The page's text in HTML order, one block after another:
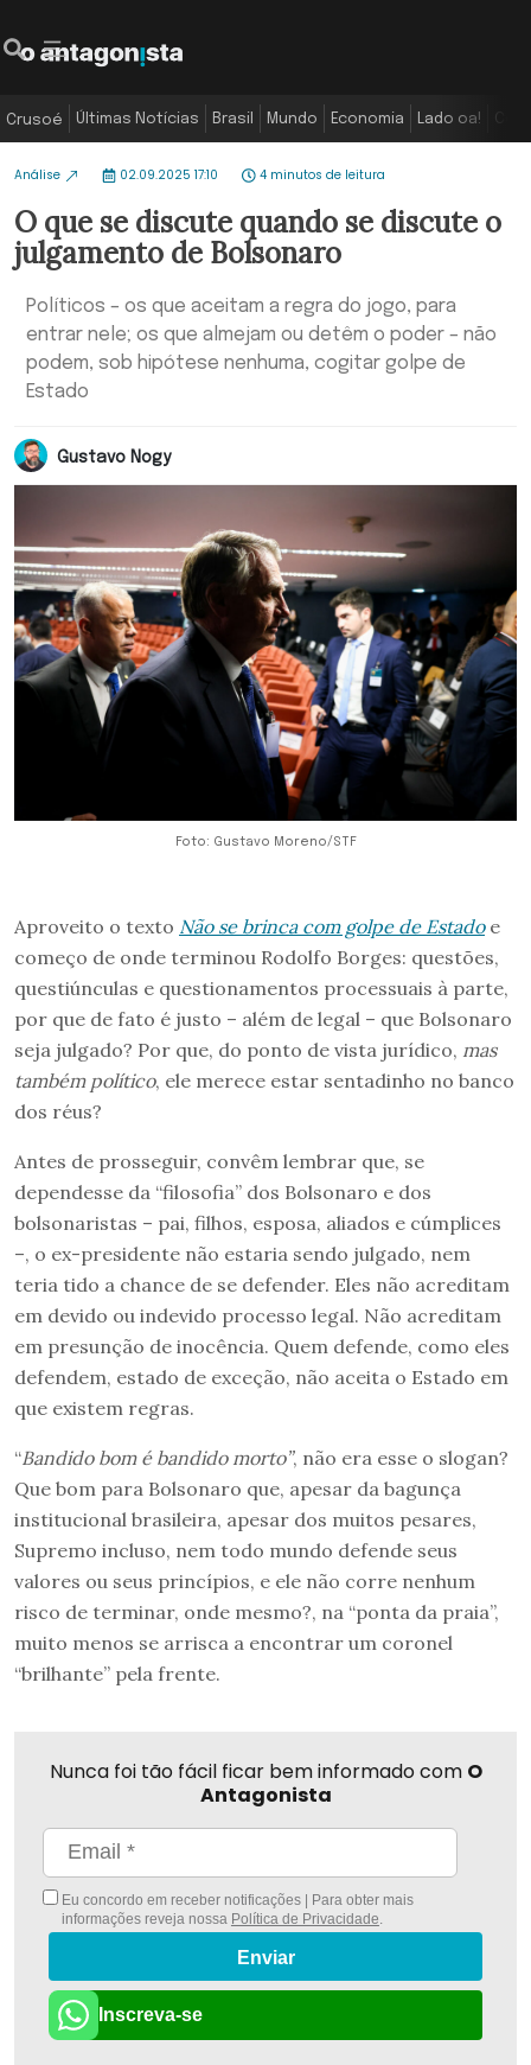
Crusoé Últimas Notícias Brasil Mundo Economia Lado oa!
Análise 02.09.2025 17:10 4 minutos de leitura
O que se discute quando se discute o
julgamento de Bolsonaro
Políticos – os que aceitam a regra do jogo, para
entrar nele; os que almejam ou detêm o poder – não
podem, sob hipótese nenhuma, cogitar golpe de
Estado
Gustavo Nogy
Foto: Gustavo Moreno/STF
Aproveito o texto Não se brinca com golpe de Estadoe
começo de onde terminou Rodolfo Borges: questões,
questiúnculas e questionamentos processuais à parte,
por que de fato é justo – além de legal – que Bolsonaro
seja julgado? Por que, do ponto de vista jurídico, mas
também político, ele merece estar sentadinho no banco
dos réus?
Antes de prosseguir, convêm lembrar que, se
dependesse da “filosofia” dos Bolsonaro e dos
bolsonaristas – pai, filhos, esposa, aliados e cúmplices
–, o ex-presidente não estaria sendo julgado, nem
teria tido a chance de se defender. Eles não acreditam
em devido ou indevido processo legal. Não acreditam
em presunção de inocência. Quem defende, como eles
defendem, estado de exceção, não aceita o Estado em
que existem regras.
“Bandido bom é bandido morto”, não era esse o slogan?
Que bom para Bolsonaro que, apesar da bagunça
institucional brasileira, apesar dos muitos pesares,
Supremo incluso, nem todo mundo defende seus
valores ou seus princípios, e ele não corre nenhum
risco de terminar, onde mesmo?, na “ponta da praia”,
muito menos se arrisca a encontrar um coronel
“brilhante” pela frente.
Nunca foi tão fácil ficar bem informado com O
Antagonista
Eu concordo em receber notificações | Para obter mais
informações reveja nossa Política de Privacidade
Enviar
Inscreva-se